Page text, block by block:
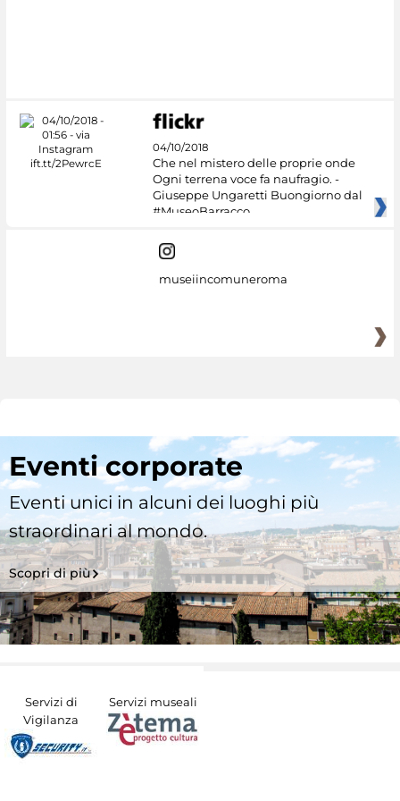
04/10/2018
Che nel mistero delle proprie onde
Ogni terrena voce fa naufragio. -
Giuseppe Ungaretti Buongiorno dal
#MuseoBarracco
museiincomuneroma
Eventi corporate
Eventi unici in alcuni dei luoghi più
straordinari al mondo.
Scopri di più
Servizi di
Vigilanza
Servizi museali